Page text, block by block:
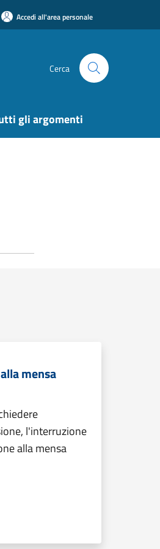
Accedi all'area personale
Cerca
gli argomenti
mensa
l'interruzione
alla mensa